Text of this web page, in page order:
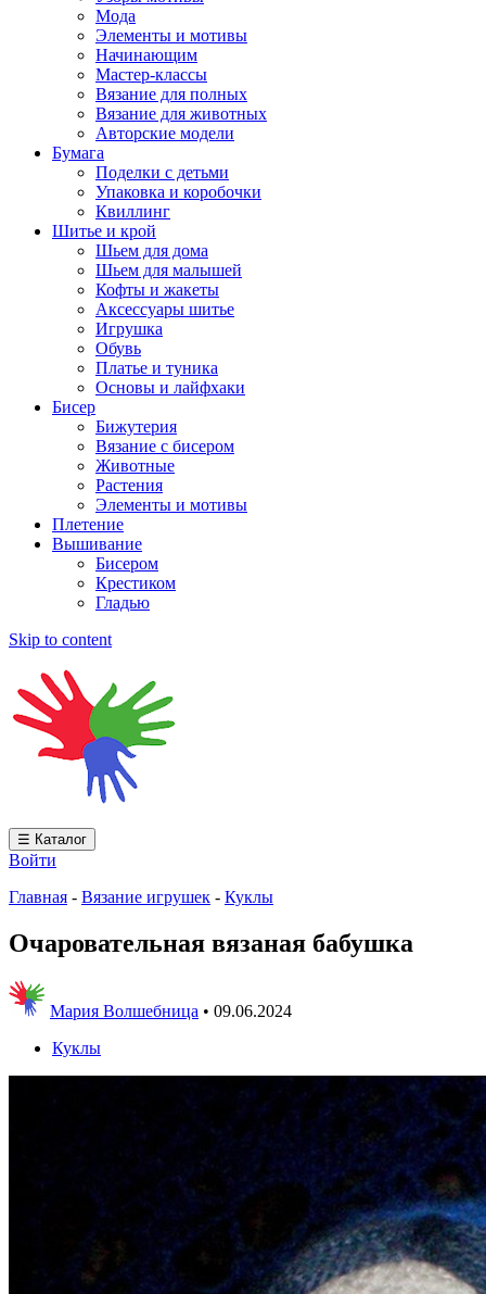
Мода
Элементы и мотивы
Начинающим
Мастер-классы
Вязание для полных
Вязание для животных
Авторские модели
Бумага
Поделки с детьми
Упаковка и коробочки
Квиллинг
Шитье и крой
Шьем для дома
Шьем для малышей
Кофты и жакеты
Аксессуары шитье
Игрушка
Обувь
Платье и туника
Основы и лайфхаки
Бисер
Бижутерия
Вязание с бисером
Животные
Растения
Элементы и мотивы
Плетение
Вышивание
Бисером
Крестиком
Гладью
Skip to content
☰ Каталог
Войти
Главная - Вязание игрушек - Куклы
Очаровательная вязаная бабушка
Мария Волшебница • 09.06.2024
Куклы